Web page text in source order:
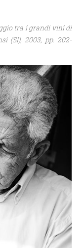
tra i grandi vini di
(SI), 2003, pp. 202-